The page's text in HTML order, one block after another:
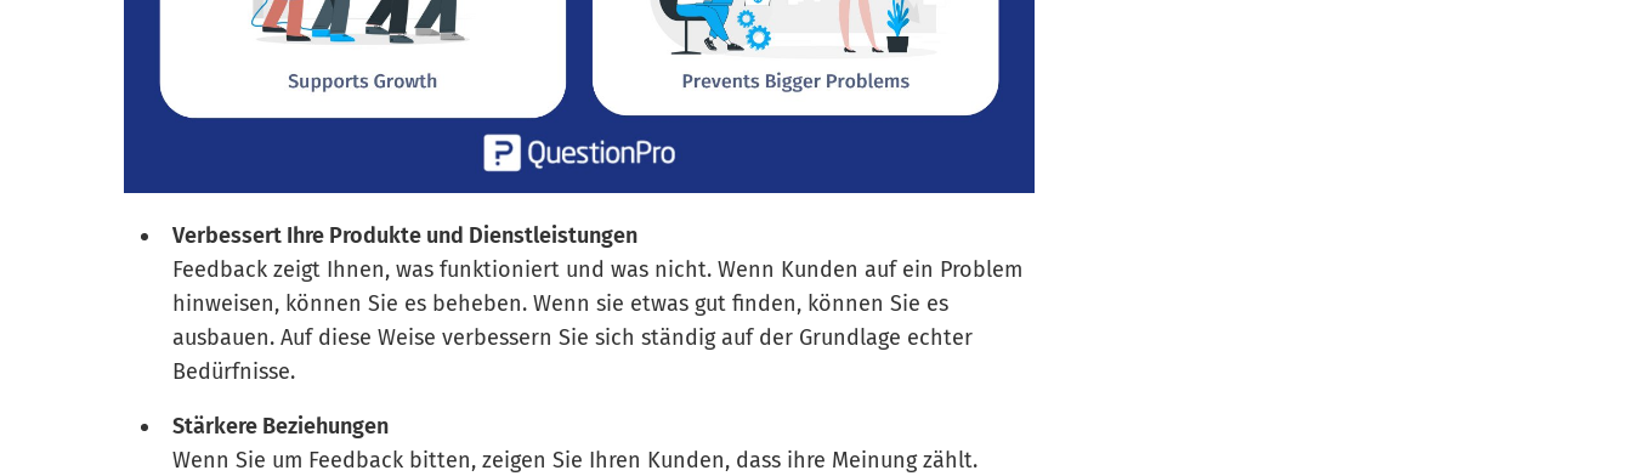
Verbessert Ihre Produkte und Dienstleistungen
Feedback zeigt Ihnen, was funktioniert und was nicht. Wenn Kunden auf ein Problem
hinweisen, können Sie es beheben. Wenn sie etwas gut finden, können Sie es
ausbauen. Auf diese Weise verbessern Sie sich ständig auf der Grundlage echter
Bedürfnisse.
Stärkere Beziehungen
Wenn Sie um Feedback bitten, zeigen Sie Ihren Kunden, dass ihre Meinung zählt.